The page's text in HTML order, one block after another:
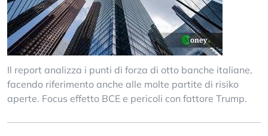
Il report analizza i punti di forza di otto banche italiane,
facendo riferimento anche alle molte partite di risiko
aperte. Focus effetto BCE e pericoli con fattore Trump.